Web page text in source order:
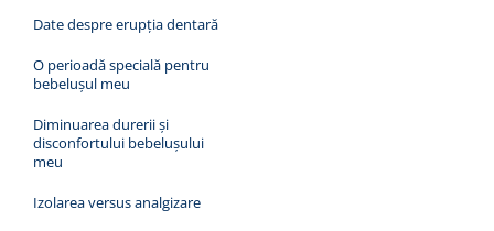
Date despre erupția dentară
O perioadă specială pentru
bebelușul meu
Diminuarea durerii și
disconfortului bebelușului
meu
Izolarea versus analgizare